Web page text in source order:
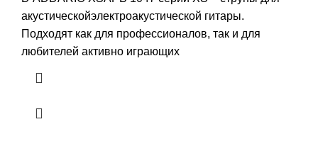
акустическойэлектроакустической гитары.
Подходят как для профессионалов, так и для
любителей активно играющих